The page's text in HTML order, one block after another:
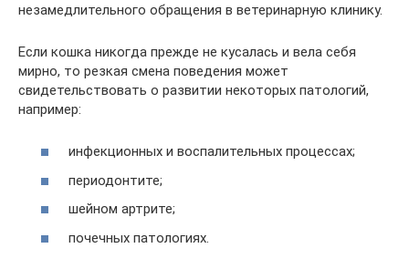
незамедлительного обращения в ветеринарную клинику.
Если кошка никогда прежде не кусалась и вела себя
мирно, то резкая смена поведения может
свидетельствовать о развитии некоторых патологий,
например:
инфекционных и воспалительных процессах;
периодонтите;
шейном артрите;
почечных патологиях.